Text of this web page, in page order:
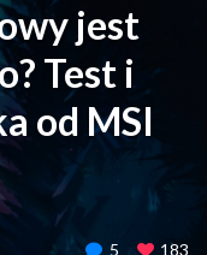
jest
Test i
od MSI
5 183